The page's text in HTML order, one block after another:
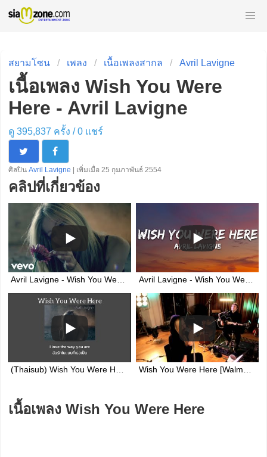
สยามโซน เพลง เนื้อเพลงสากล Avril Lavigne
เนื้อเพลง Wish You Were
Here - Avril Lavigne
ดู 395,837 ครั้ง /0แชร์
ศิลปิน Avril Lavigne | เพิ่มเมื่อ 25 กุมภาพันธ์ 2554
คลิปที่เกี่ยวข้อง
Avril Lavigne - Wish You Were Here (Official Video) Avril Lavigne - Wish You Were Here (Lyrics)
(Thaisub) Wish You Were Here – Avril Lavigne Wish You Were Here [Walmart Soundcheck].mov
เนื้อเพลง Wish You Were Here